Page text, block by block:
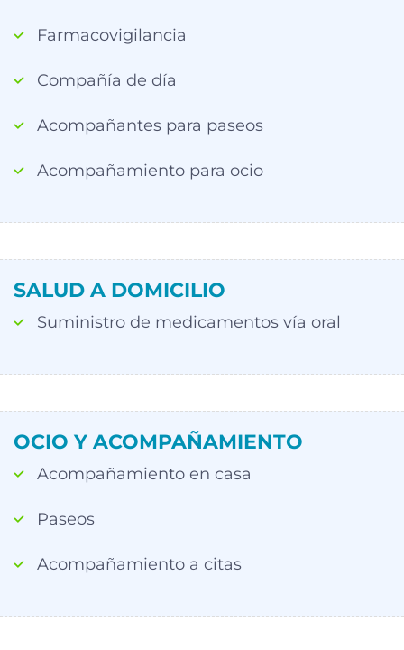
Farmacovigilancia
Compañía de día
Acompañantes para paseos
Acompañamiento para ocio
SALUD A DOMICILIO
Suministro de medicamentos vía oral
OCIO Y ACOMPAÑAMIENTO
Acompañamiento en casa
Paseos
Acompañamiento a citas